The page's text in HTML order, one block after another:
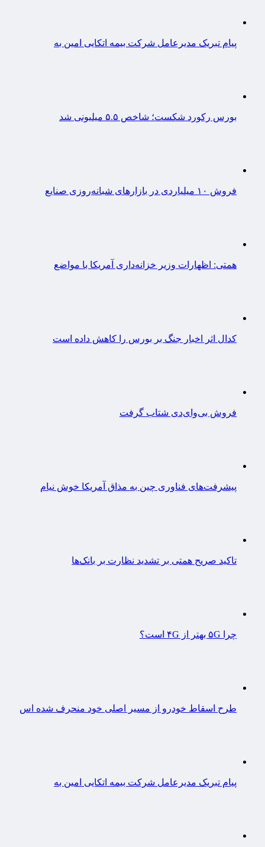
پیام تبریک مدیرعامل شرکت بیمه اتکایی امین به
بورس رکورد شکست؛ شاخص ۵.۵ میلیونی شد
فروش ۱۰ میلیاردی در بازارهای شبانه‌روزی صنایع
همتی: اظهارات وزیر خزانه‌داری آمریکا با مواضع
کدال اثر اخبار جنگ بر بورس را کاهش داده است
فروش بی‌وای‌دی شتاب گرفت
پیشرفت‌های فناوری چین به مذاق آمریکا خوش نیام
تاکید صریح همتی بر تشدید نظارت بر بانک‌ها
چرا ۵G بهتر از ۴G است؟
طرح اسقاط خودرو از مسیر اصلی خود منحرف شده اس
پیام تبریک مدیرعامل شرکت بیمه اتکایی امین به